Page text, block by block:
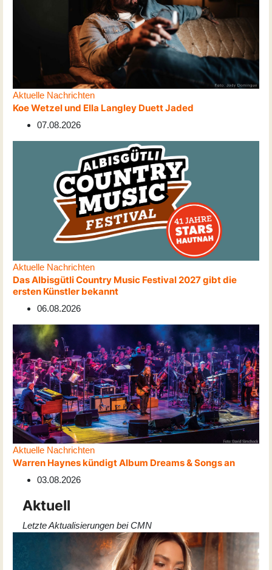
Aktuelle Nachrichten
Koe Wetzel und Ella Langley Duett Jaded
07.08.2026
Aktuelle Nachrichten
Das Albisgütli Country Music Festival 2027 gibt die
ersten Künstler bekannt
06.08.2026
Aktuelle Nachrichten
Warren Haynes kündigt Album Dreams & Songs an
03.08.2026
Aktuell
Letzte Aktualisierungen bei CMN